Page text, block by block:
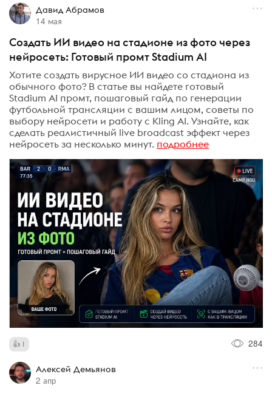
Давид Абрамов
14 мая
Создать ИИ видео на стадионе из фото через
нейросеть: Готовый промт Stadium AI
Хотите создать вирусное ИИ видео со стадиона из
обычного фото? В статье вы найдете готовый
Stadium AI промт, пошаговый гайд по генерации
футбольной трансляции с вашим лицом, советы по
выбору нейросети и работу с Kling AI. Узнайте, как
сделать реалистичный live broadcast эффект через
нейросеть за несколько минут. подробнее
1 284
Алексей Демьянов
2 апр